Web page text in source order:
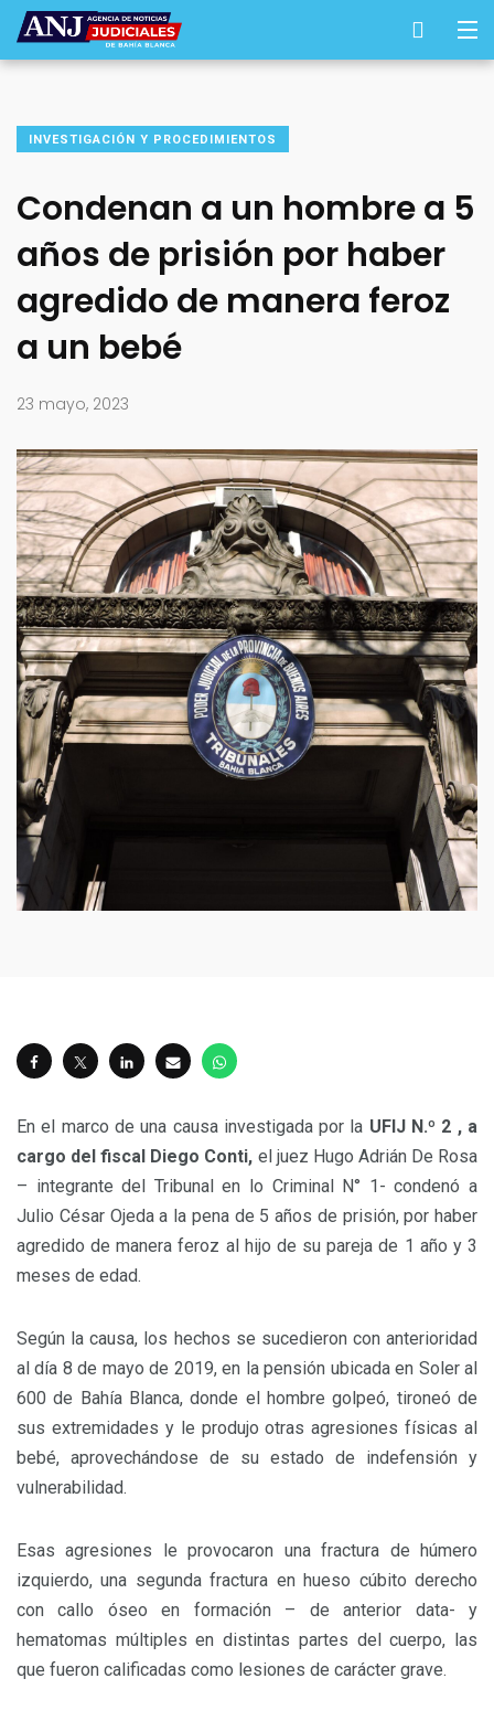
INVESTIGACIÓN Y PROCEDIMIENTOS
Condenan a un hombre a 5
años de prisión por haber
agredido de manera feroz
a un bebé
23 mayo, 2023
En el marco de una causa investigada por la UFIJ N.º 2 , a
cargo del fiscal Diego Conti, el juez Hugo Adrián De Rosa
– integrante del Tribunal en lo Criminal N° 1- condenó a
Julio César Ojeda a la pena de 5 años de prisión, por haber
agredido de manera feroz al hijo de su pareja de 1 año y 3
meses de edad.
Según la causa, los hechos se sucedieron con anterioridad
al día 8 de mayo de 2019, en la pensión ubicada en Soler al
600 de Bahía Blanca, donde el hombre golpeó, tironeó de
sus extremidades y le produjo otras agresiones físicas al
bebé, aprovechándose de su estado de indefensión y
vulnerabilidad.
Esas agresiones le provocaron una fractura de húmero
izquierdo, una segunda fractura en hueso cúbito derecho
con callo óseo en formación – de anterior data- y
hematomas múltiples en distintas partes del cuerpo, las
que fueron calificadas como lesiones de carácter grave.